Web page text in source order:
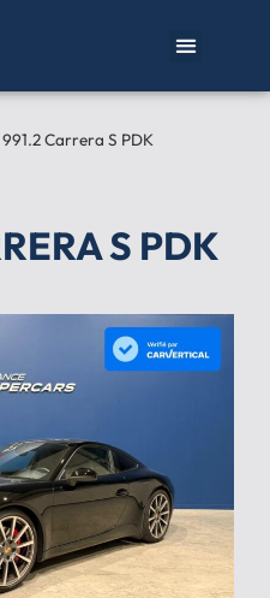
991.2 Carrera S PDK
S PDK